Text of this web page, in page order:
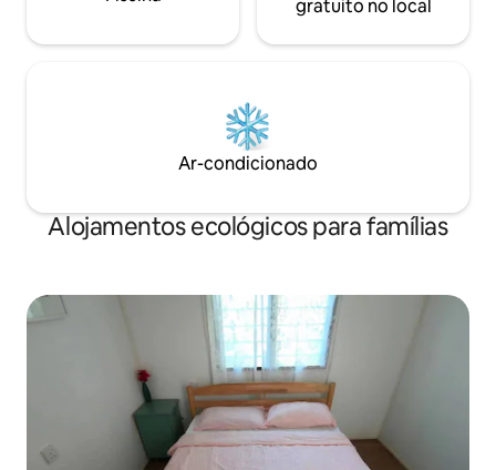
gratuito no local
Ar-condicionado
Alojamentos ecológicos para famílias